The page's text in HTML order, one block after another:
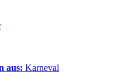
aus: Karneval